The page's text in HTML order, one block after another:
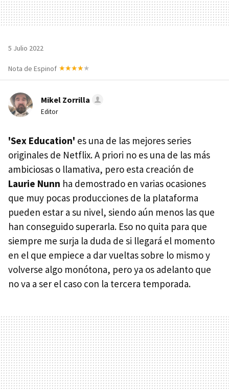
5 Julio 2022
Nota de Espinof
Mikel Zorrilla
Editor
'Sex Education' es una de las mejores series
originales de Netflix. A priori no es una de las más
ambiciosas o llamativa, pero esta creación de
Laurie Nunn ha demostrado en varias ocasiones
que muy pocas producciones de la plataforma
pueden estar a su nivel, siendo aún menos las que
han conseguido superarla. Eso no quita para que
siempre me surja la duda de si llegará el momento
en el que empiece a dar vueltas sobre lo mismo y
volverse algo monótona, pero ya os adelanto que
no va a ser el caso con la tercera temporada.